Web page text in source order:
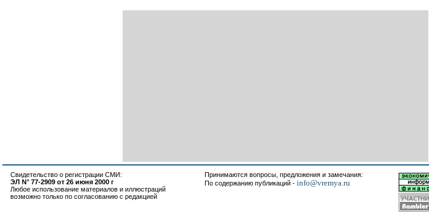
Свидетельство о регистрации СМИ:
ЭЛ N° 77-2909 от 26 июня 2000 г
Любое использование материалов и иллюстраций
возможно только по согласованию с редакцией
Принимаются вопросы, предложения и замечания:
По содержанию публикаций - info@vremya.ru